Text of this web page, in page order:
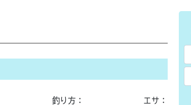
釣り方： エサ：